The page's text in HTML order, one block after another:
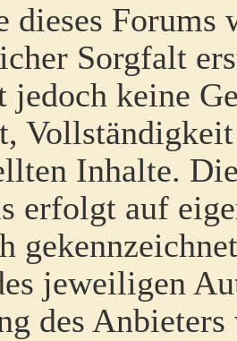
dieses Forums
Sorgfalt
jedoch keine
Inhalte.
erfolgt auf
jeweiligen
des Anbieters